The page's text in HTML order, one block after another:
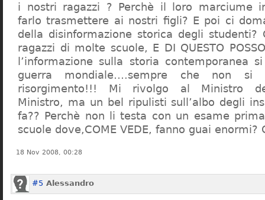
i nostri ragazzi ? Perchè il loro marciume
farlo trasmettere ai nostri figli? E poi ci
della disinformazione storica degli
ragazzi di molte scuole, E DI QUESTO POSSO
l’informazione sulla storia contemporanea
guerra mondiale….sempre che non
risorgimento!!! Mi rivolgo al Ministro
Ministro, ma un bel ripulisti sull’albo degli
fa?? Perchè non li testa con un esame
scuole dove,COME VEDE, fanno guai enormi?
18 Nov 2008, 00:28
#5 Alessandro